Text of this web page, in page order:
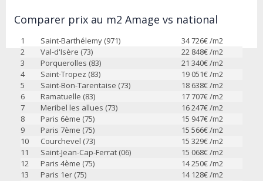
Comparer prix au m2 Amage vs national
1 Saint-Barthélemy (971) 34 726€ /m2
2
Val-d'Isère (73) 22 848€ /m2
3
Porquerolles (83) 21 340€ /m2
4
Saint-Tropez (83) 19 051€ /m2
5
Saint-Bon-Tarentaise (73) 18 638€ /m2
6
Ramatuelle (83) 17 707€ /m2
7
Meribel les allues (73) 16 247€ /m2
8
Paris 6ème (75) 15 947€ /m2
9
Paris 7ème (75) 15 566€ /m2
10
Courchevel (73) 15 329€ /m2
11
Saint-Jean-Cap-Ferrat (06) 15 068€ /m2
12
Paris 4ème (75) 14 250€ /m2
13
Paris 1er (75) 14 128€ /m2